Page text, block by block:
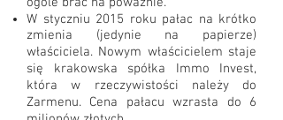
W styczniu 2015 roku pałac na krótko
zmienia (jedynie na papierze)
właściciela. Nowym właścicielem staje
się krakowska spółka Immo Invest,
która w rzeczywistości należy do
Zarmenu. Cena pałacu wzrasta do 6